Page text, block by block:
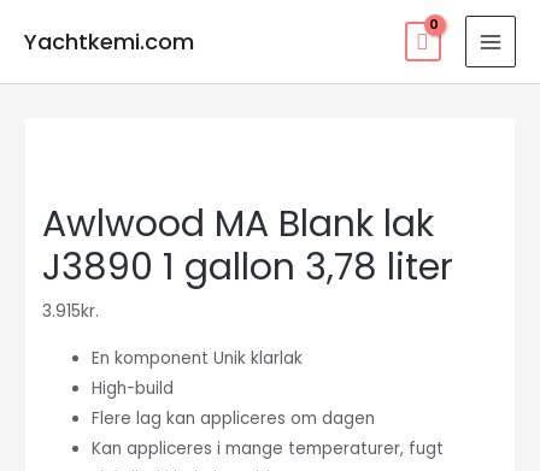
Yachtkemi.com
Awlwood MA Blank lak
J3890 1 gallon 3,78 liter
3.915kr.
En komponent Unik klarlak
High-build
Flere lag kan appliceres om dagen
Kan appliceres i mange temperaturer, fugt